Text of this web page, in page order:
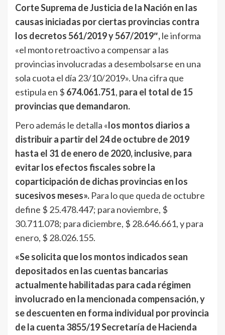
Corte Suprema de Justicia de la Nación en las
causas iniciadas por ciertas provincias contra
los decretos 561/2019 y 567/2019″,le informa
«el monto retroactivo a compensar a las
provincias involucradas a desembolsarse en una
sola cuota el día 23/10/2019». Una cifra que
estipula en $ 674.061.751, para el total de 15
provincias que demandaron.
Pero además le detalla «los montos diarios a
distribuir a partir del 24 de octubre de 2019
hasta el 31 de enero de 2020, inclusive, para
evitar los efectos fiscales sobre la
coparticipación de dichas provincias en los
sucesivos meses». Para lo que queda de octubre
define $ 25.478.447; para noviembre, $
30.711.078; para diciembre, $ 28.646.661, y para
enero, $ 28.026.155.
«Se solicita que los montos indicados sean
depositados en las cuentas bancarias
actualmente habilitadas para cada régimen
involucrado en la mencionada compensación, y
se descuenten en forma individual por provincia
de la cuenta 3855/19 Secretaría de Hacienda